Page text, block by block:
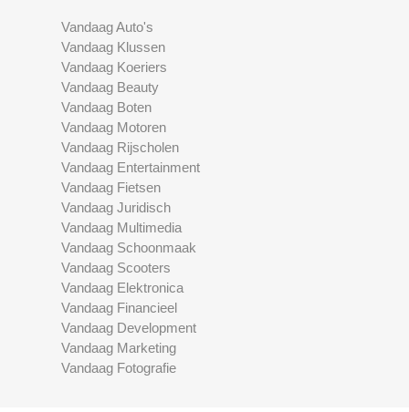
Vandaag Auto's
Vandaag Klussen
Vandaag Koeriers
Vandaag Beauty
Vandaag Boten
Vandaag Motoren
Vandaag Rijscholen
Vandaag Entertainment
Vandaag Fietsen
Vandaag Juridisch
Vandaag Multimedia
Vandaag Schoonmaak
Vandaag Scooters
Vandaag Elektronica
Vandaag Financieel
Vandaag Development
Vandaag Marketing
Vandaag Fotografie